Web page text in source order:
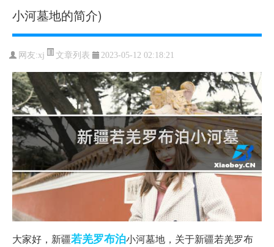
小河墓地的简介)
网友:xj 文章列表 2023-05-12 02:18:21
大家好，新疆若羌罗布泊小河墓地，关于新疆若羌罗布